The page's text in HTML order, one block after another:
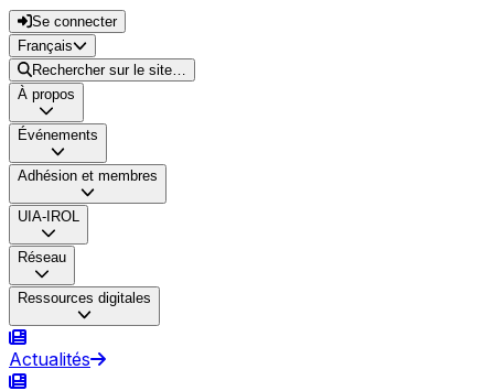
Se connecter
Français
Rechercher sur le site…
À propos
Événements
Adhésion et membres
UIA-IROL
Réseau
Ressources digitales
Actualités